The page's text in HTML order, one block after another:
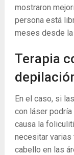
mostraron
persona está
meses desde la
Terapia
En el caso, si
con láser
causa la
necesitar
cabello en las